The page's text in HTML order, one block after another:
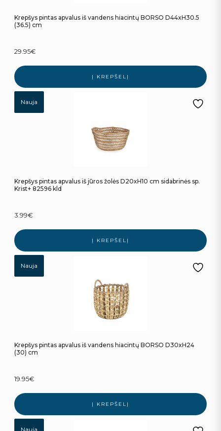
Krepšys pintas apvalus iš vandens hiacintų BORSO D44xH30.5
(36.5) cm
29.95€
Į KREPŠELĮ
Nauja
Krepšys pintas apvalus iš jūros žolės D20xH10 cm sidabrinės sp.
Krist+ 82596 kld
3.99€
Į KREPŠELĮ
Nauja
Krepšys pintas apvalus iš vandens hiacintų BORSO D30xH24
(30) cm
19.95€
Į KREPŠELĮ
Nauja